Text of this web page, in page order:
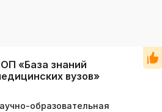
«База знаний
вузов»
образовательная